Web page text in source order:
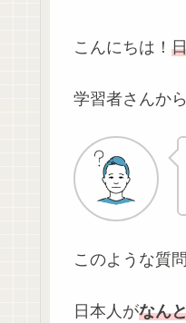
こんにちは！
学習者さんから
このような質
日本人がなん